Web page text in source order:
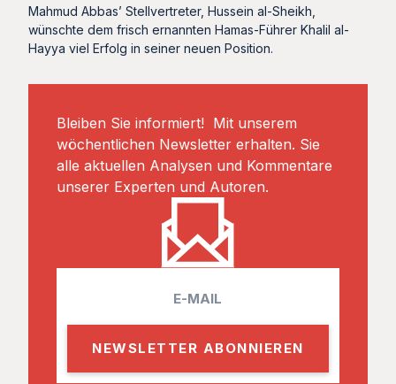
Mahmud Abbas’ Stellvertreter, Hussein al-Sheikh,
wünschte dem frisch ernannten Hamas-Führer Khalil al-
Hayya viel Erfolg in seiner neuen Position.
Bleiben Sie informiert! Mit unserem
wöchentlichen Newsletter erhalten. Sie
alle aktuellen Analysen und Kommentare
unserer Experten und Autoren.
l